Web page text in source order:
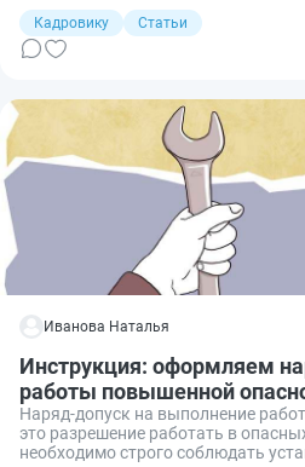
прописать в трудовом договоре
указанием производственных
Кадровику
Статьи
Иванова Наталья
Инструкция: оформляем
работы повышенной
Наряд-допуск на выполнение
это разрешение работать в
необходимо строго соблюдать